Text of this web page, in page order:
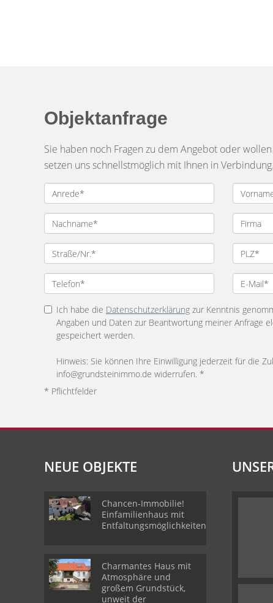
Objektanfrage
Sie haben noch Fragen zu dem Angebot oder
setzen uns schnellstmöglich mit Ihnen in Verbindung.
Ich habe die Datenschutzerklärung zur Kenntnis
Angaben und Daten zur Beantwortung meiner Anfrage
gespeichert werden.
Hinweis: Sie können Ihre Einwilligung jederzeit für die
info@grundsteinimmo.de widerrufen. *
* Pflichtfelder
NEUE OBJEKTE
Chancen-Immobilie!
Einfamilienhaus mit
Entfaltungsmöglichkeiten.
Charmantes Haus mit
Atmosphäre und
großem Grundstück,
unweit der